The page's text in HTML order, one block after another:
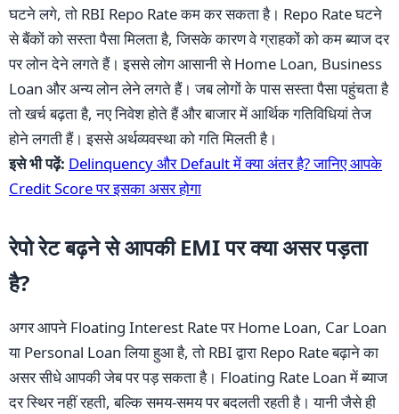
घटने लगे, तो RBI Repo Rate कम कर सकता है। Repo Rate घटने
से बैंकों को सस्ता पैसा मिलता है, जिसके कारण वे ग्राहकों को कम ब्याज दर
पर लोन देने लगते हैं। इससे लोग आसानी से Home Loan, Business
Loan और अन्य लोन लेने लगते हैं। जब लोगों के पास सस्ता पैसा पहुंचता है
तो खर्च बढ़ता है, नए निवेश होते हैं और बाजार में आर्थिक गतिविधियां तेज
होने लगती हैं। इससे अर्थव्यवस्था को गति मिलती है।
इसे भी पढ़ें: Delinquency और Default में क्या अंतर है? जानिए आपके
Credit Score पर इसका असर होगा
रेपो रेट बढ़ने से आपकी EMI पर क्या असर पड़ता
है?
अगर आपने Floating Interest Rate पर Home Loan, Car Loan
या Personal Loan लिया हुआ है, तो RBI द्वारा Repo Rate बढ़ाने का
असर सीधे आपकी जेब पर पड़ सकता है। Floating Rate Loan में ब्याज
दर स्थिर नहीं रहती, बल्कि समय-समय पर बदलती रहती है। यानी जैसे ही